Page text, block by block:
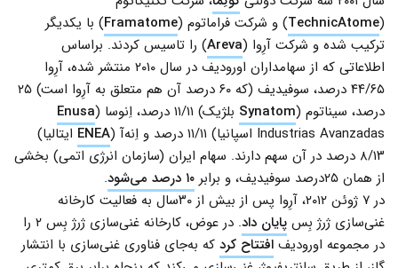
(
TechnicAtome) و شرکت فراماتوم (Framatome) با یکدیگر
ترکیب شده و شرکت آرِوا (Areva) را تاسیس کردند. براساس
اطلاعاتی که از سهامداران اورودیف در سال ۲۰۱۰ منتشر شده، آرِوا
۴۴/۶۵ درصد، سوفیدیف (که ۶۰ درصد آن هم متعلق به آرِوا است) ۲۵
درصد، سیناتوم (Synatom بلژیک) ۱۱/۱۱ درصد، اِنوسا (
Enusa
Industrias Avanzadas اسپانیا) ۱۱/۱۱ درصد و اِنه‌آ (
ENEA ایتالیا)
۸/۱۳ درصد در آن سهم دارند. سهام ایران (سازمان انرژی اتمی) بخشی
از همان ۲۵درصد سوفیدیف، و برابر
۱۰ درصد می‌شود
.
در ۷ ژوئن ۲۰۱۲، آرِوا پس از بیش از ۳۰سال به فعالیت کارخانه
غنی‌سازی ژرژ بِس پایان داد
. در عوض، کارخانه غنی‌سازی ژرژ بِس ۲ را
در مجموعه اورودیف افتتاح کرد که به‌جای فناوری غنی‌سازی با انتشار